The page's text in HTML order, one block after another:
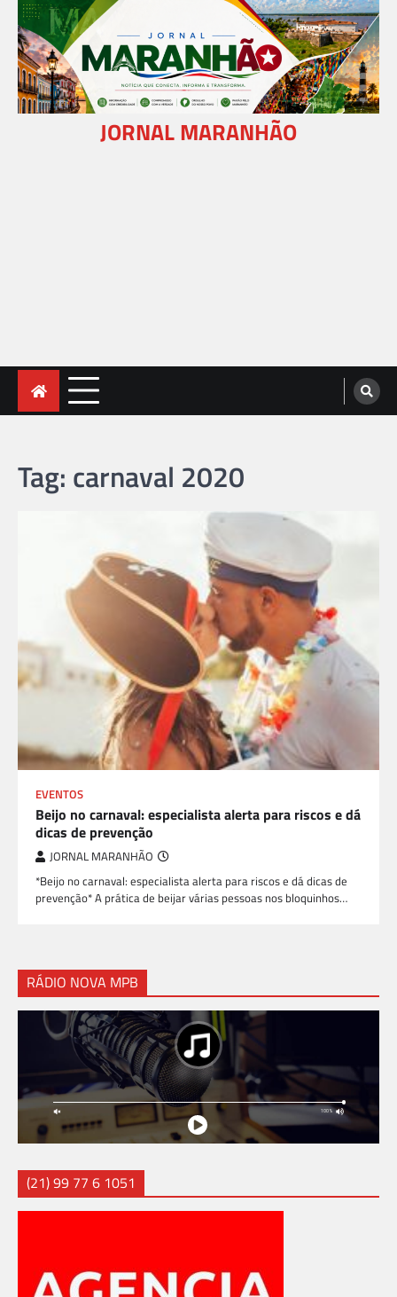
Skip
content
JORNAL MARANHÃO
Tag: carnaval 2020
EVENTOS
Beijo no carnaval: especialista alerta para riscos e dá
dicas de prevenção
JORNAL MARANHÃO
*Beijo no carnaval: especialista alerta para riscos e dá dicas de
prevenção* A prática de beijar várias pessoas nos bloquinhos…
RÁDIO NOVA MPB
(21) 99 77 6 1051